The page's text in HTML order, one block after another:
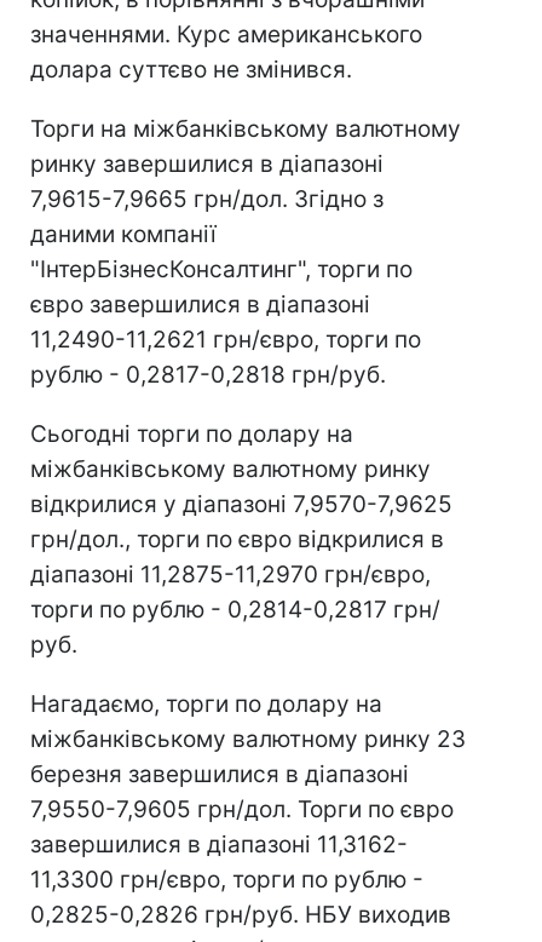
значеннями. Курс американського
долара суттєво не змінився.
Торги на міжбанківському валютному
ринку завершилися в діапазоні
7,9615-7,9665 грн/дол. Згідно з
даними компанії
"ІнтерБізнесКонсалтинг", торги по
євро завершилися в діапазоні
11,2490-11,2621 грн/євро, торги по
рублю - 0,2817-0,2818 грн/руб.
Сьогодні торги по долару на
міжбанківському валютному ринку
відкрилися у діапазоні 7,9570-7,9625
грн/дол., торги по євро відкрилися в
діапазоні 11,2875-11,2970 грн/євро,
торги по рублю - 0,2814-0,2817 грн/
руб.
Нагадаємо, торги по долару на
міжбанківському валютному ринку 23
березня завершилися в діапазоні
7,9550-7,9605 грн/дол. Торги по євро
завершилися в діапазоні 11,3162-
11,3300 грн/євро, торги по рублю -
0,2825-0,2826 грн/руб. НБУ виходив